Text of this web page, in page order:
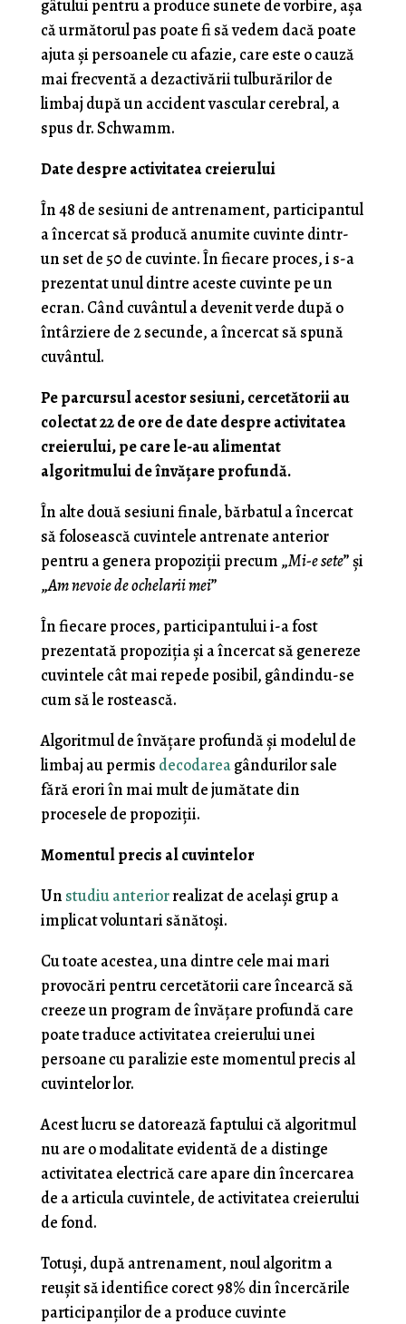
gâtului pentru a produce sunete de vorbire, așa
că următorul pas poate fi să vedem dacă poate
ajuta și persoanele cu afazie, care este o cauză
mai frecventă a dezactivării tulburărilor de
limbaj după un accident vascular cerebral, a
spus dr. Schwamm.
Date despre activitatea creierului
În 48 de sesiuni de antrenament, participantul
a încercat să producă anumite cuvinte dintr-
un set de 50 de cuvinte. În fiecare proces, i s-a
prezentat unul dintre aceste cuvinte pe un
ecran. Când cuvântul a devenit verde după o
întârziere de 2 secunde, a încercat să spună
cuvântul.
Pe parcursul acestor sesiuni, cercetătorii au
colectat 22 de ore de date despre activitatea
creierului, pe care le-au alimentat
algoritmului de învățare profundă.
În alte două sesiuni finale, bărbatul a încercat
să folosească cuvintele antrenate anterior
pentru a genera propoziții precum „Mi-e sete” și
„Am nevoie de ochelarii mei”
În fiecare proces, participantului i-a fost
prezentată propoziția și a încercat să genereze
cuvintele cât mai repede posibil, gândindu-se
cum să le rostească.
Algoritmul de învățare profundă și modelul de
limbaj au permis decodareagândurilor sale
fără erori în mai mult de jumătate din
procesele de propoziții.
Momentul precis al cuvintelor
Un studiu anteriorrealizat de același grup a
implicat voluntari sănătoși.
Cu toate acestea, una dintre cele mai mari
provocări pentru cercetătorii care încearcă să
creeze un program de învățare profundă care
poate traduce activitatea creierului unei
persoane cu paralizie este momentul precis al
cuvintelor lor.
Acest lucru se datorează faptului că algoritmul
nu are o modalitate evidentă de a distinge
activitatea electrică care apare din încercarea
de a articula cuvintele, de activitatea creierului
de fond.
Totuși, după antrenament, noul algoritm a
reușit să identifice corect 98% din încercările
participanților de a produce cuvinte